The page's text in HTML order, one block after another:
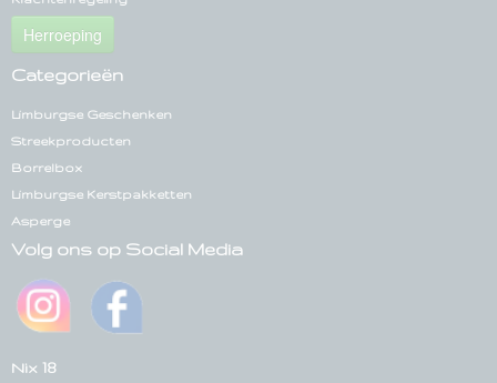
Herroeping
Categorieën
Limburgse Geschenken
Streekproducten
Borrelbox
Limburgse Kerstpakketten
Asperge
Volg ons op Social Media
Nix 18